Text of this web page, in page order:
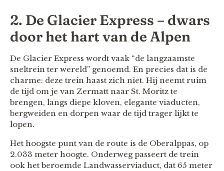
2. De Glacier Express – dwars
door het hart van de Alpen
De Glacier Express wordt vaak “de langzaamste
sneltrein ter wereld” genoemd. En precies dat is de
charme: deze trein haast zich niet. Hij neemt ruim
de tijd om je van Zermatt naar St. Moritz te
brengen, langs diepe kloven, elegante viaducten,
bergweiden en dorpen waar de tijd trager lijkt te
lopen.
Het hoogste punt van de route is de Oberalppas, op
2.033 meter hoogte. Onderweg passeert de trein
ook het beroemde Landwasserviaduct, dat 65 meter